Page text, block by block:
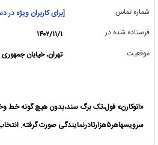
شماره تماس
[برای کاربران ویژه
فرستاده شده در
۱۴۰۲/۱۱/۱
موقعیت
تهران، خیابان جمهوری
«اتوکارن» فول،تک برگ سند،بدون هیچ گونه خط
سرویسهاهر۵هزارتادرنمایندگی صورت گرفته. انتخاب درست بدون استرس اتوکارن